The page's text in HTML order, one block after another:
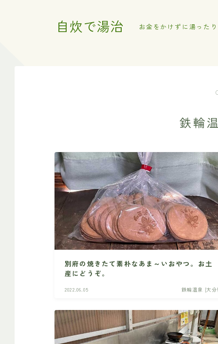
自炊で湯治 お金をかけずに湯った
鉄輪
別府の焼きたて素朴なあま～いおやつ。お土
産にどうぞ。
2022.06.05 鉄輪温泉 [大